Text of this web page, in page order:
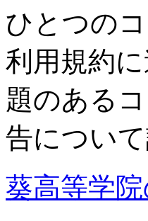
ひとつの
利用規約
題のある
告につい
葵高等学